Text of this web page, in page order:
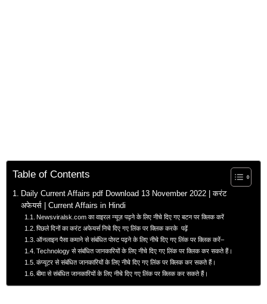
Table of Contents
Daily Current Affairs pdf Download 13 November 2022 | करंट
अफेयर्स | Current Affairs in Hindi
Newsviralsk.com का वाइरल न्यूज़ पढ़ने के लिए नीचे दिए गए बटन पर क्लिक करें
पिछले दिनों का करंट अफेयर्स निचे दिए गए लिंक पर क्लिक करके पढ़ें
ऑनलाइन पैसा कमाने से संबंधित पोस्ट पढ़ने के लिए नीचे दिए गए लिंक पर क्लिक करें–
Technology से संबंधित जानकारियों के लिए नीचे दिए गए लिंक पर क्लिक कर सकते हैं।
कंप्यूटर से संबंधित जानकारियों के लिए नीचे दिए गए लिंक पर क्लिक कर सकते हैं।
बीमा से संबंधित जानकारियों के लिए नीचे दिए गए लिंक पर क्लिक कर सकते हैं।